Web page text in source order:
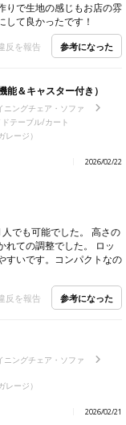
りで生地の感じもお店の雰
して良かったです！
反を報告 参考になった
＆キャスター付き）
ングチェア・ソファ
テーブル/カート
レージ）
2026/02/22
でも可能でした。 高さの
れての調整でした。 ロッ
すいです。コンパクトなの
反を報告 参考になった
ングチェア・ソファ
レージ）
2026/02/21